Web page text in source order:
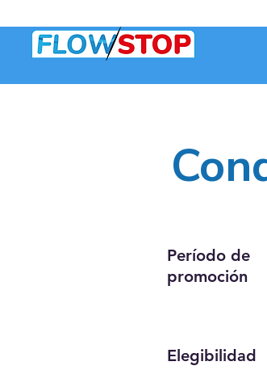
Período de
promoción
Elegibilidad